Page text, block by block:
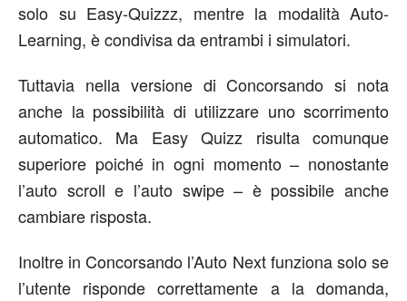
solo su Easy-Quizzz, mentre la modalità Auto-
Learning, è condivisa da entrambi i simulatori.
Tuttavia nella versione di Concorsando si nota
anche la possibilità di utilizzare uno scorrimento
automatico. Ma Easy Quizz risulta comunque
superiore poiché in ogni momento – nonostante
l’auto scroll e l’auto swipe – è possibile anche
cambiare risposta.
Inoltre in Concorsando l’Auto Next funziona solo se
l’utente risponde correttamente a la domanda,